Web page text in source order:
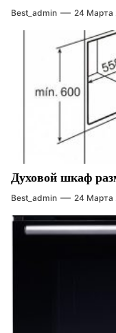
Best_admin 24 Марта
Духовой шкаф
Best_admin 24 Марта